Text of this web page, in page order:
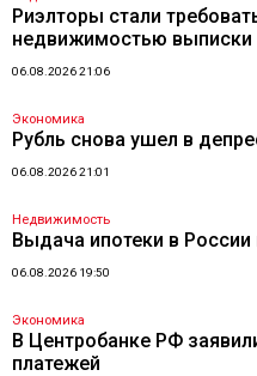
Риэлторы стали
недвижимостью выписки
06.08.2026 21:06
Экономика
Рубль снова ушел в
06.08.2026 21:01
Недвижимость
Выдача ипотеки в России
06.08.2026 19:50
Экономика
В Центробанке РФ
платежей